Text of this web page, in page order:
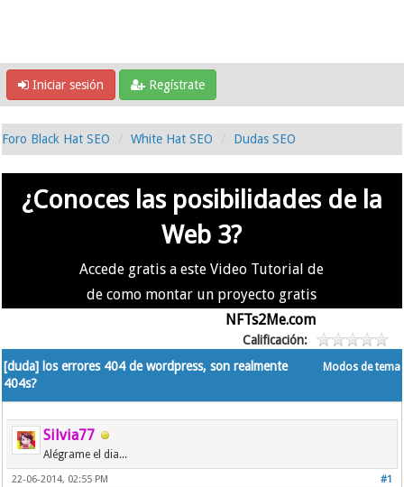
Iniciar sesión Regístrate
Foro Black Hat SEO White Hat SEO Dudas SEO
¿Conoces las posibilidades de la
Web 3?
Accede gratis a este Video Tutorial de
de como montar un proyecto gratis
NFTs2Me.com
Calificación:
Modos de tema
[duda] los errores 404 de wordpress, son realmente
404s?
Silvia77
Alégrame el dia...
#1
22-06-2014, 02:55 PM